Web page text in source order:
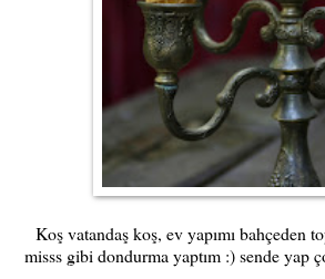
Koş vatandaş koş, ev yapımı bahçeden
misss gibi dondurma yaptım :) sende yap